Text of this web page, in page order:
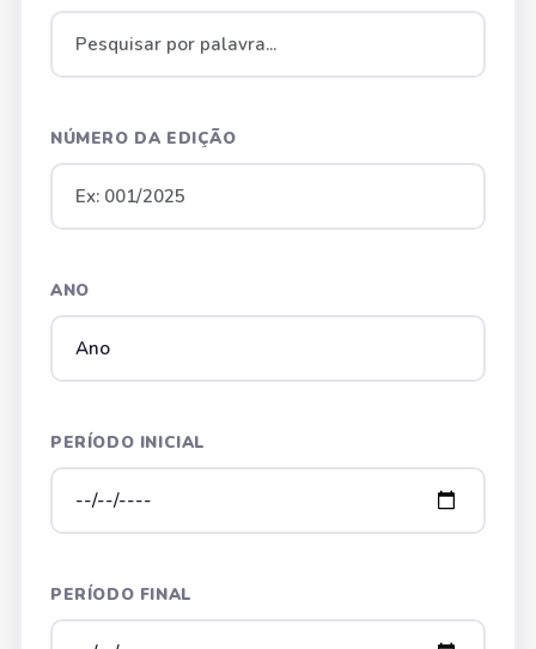
NÚMERO DA EDIÇÃO
ANO
PERÍODO INICIAL
PERÍODO FINAL